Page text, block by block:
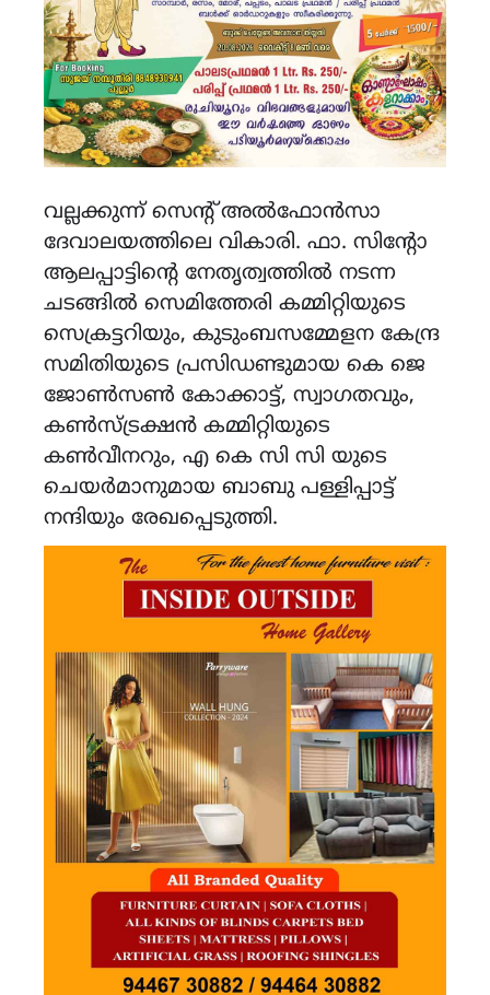
വല്ലക്കുന്ന് സെന്റ് അൽഫോൻസാ
ദേവാലയത്തിലെ വികാരി. ഫാ. സിന്റോ
ആലപ്പാട്ടിന്റെ നേതൃത്വത്തിൽ നടന്ന
ചടങ്ങിൽ സെമിത്തേരി കമ്മിറ്റിയുടെ
സെക്രട്ടറിയും, കുടുംബസമ്മേളന കേന്ദ്ര
സമിതിയുടെ പ്രസിഡണ്ടുമായ കെ ജെ
ജോൺസൺ കോക്കാട്ട്, സ്വാഗതവും,
കൺസ്ട്രക്ഷൻ കമ്മിറ്റിയുടെ
കൺവീനറും, എ കെ സി സി യുടെ
ചെയർമാനുമായ ബാബു പള്ളിപ്പാട്ട്
നന്ദിയും രേഖപ്പെടുത്തി.